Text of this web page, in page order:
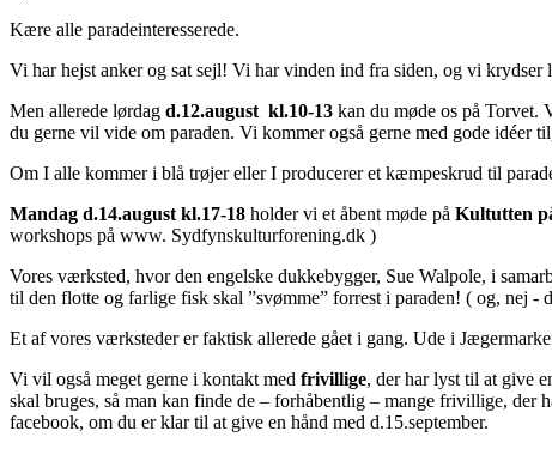
Kære alle paradeinteresserede.
Vi har hejst anker og sat sejl! Vi har vinden ind fra siden, og vi krydser
Men allerede lørdag d.12.august kl.10-13 kan du møde os på Torvet.
du gerne vil vide om paraden. Vi kommer også gerne med gode idéer
Om I alle kommer i blå trøjer eller I producerer et kæmpeskrud til
Mandag d.14.august kl.17-18 holder vi et åbent møde på Kultutten
workshops på www. Sydfynskulturforening.dk )
Vores værksted, hvor den engelske dukkebygger, Sue Walpole, i
til den flotte og farlige fisk skal ”svømme” forrest i paraden! ( og, nej
Et af vores værksteder er faktisk allerede gået i gang. Ude i
Vi vil også meget gerne i kontakt med frivillige, der har lyst til at give
skal bruges, så man kan finde de – forhåbentlig – mange frivillige,
facebook, om du er klar til at give en hånd med d.15.september.